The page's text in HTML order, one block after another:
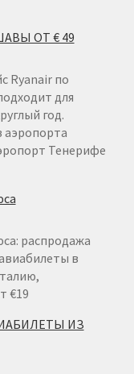
ОТ € 49
Ryanair по
для
год.
аэропорта
Тенерифе
распродажа
в
€19
ИЗ